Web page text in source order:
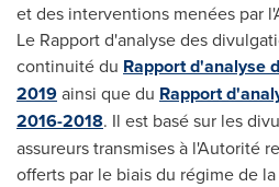
et des interventions menées par
Le Rapport d'analyse des
continuité du Rapport d'analyse
2019ainsi que du Rapport
2016-2018. Il est basé sur les
assureurs transmises à l'Autorité
offerts par le biais du régime de